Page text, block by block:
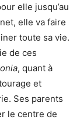
elle jusqu’au
elle va faire
toute sa vie.
de ces
, quant à
et
Ses parents
le centre de